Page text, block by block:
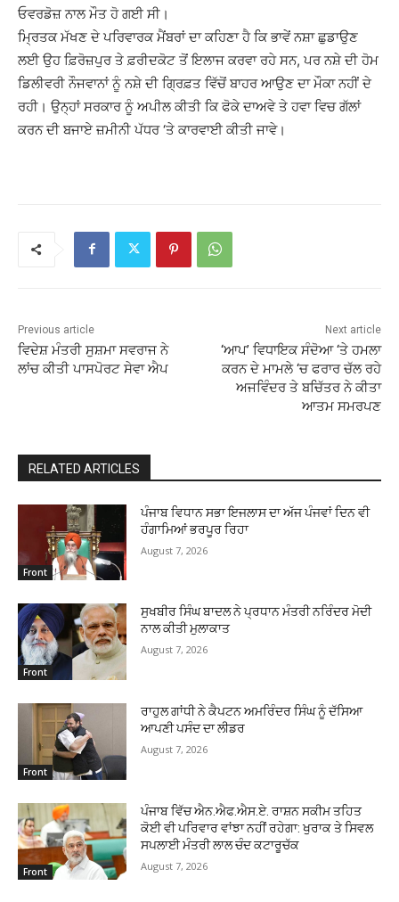
ਓਵਰਡੋਜ਼ ਨਾਲ ਮੌਤ ਹੋ ਗਈ ਸੀ।
ਮ੍ਰਿਤਕ ਮੱਖਣ ਦੇ ਪਰਿਵਾਰਕ ਮੈਂਬਰਾਂ ਦਾ ਕਹਿਣਾ ਹੈ ਕਿ ਭਾਵੇਂ ਨਸ਼ਾ ਛੁਡਾਉਣ
ਲਈ ਉਹ ਫ਼ਿਰੋਜ਼ਪੁਰ ਤੇ ਫ਼ਰੀਦਕੋਟ ਤੋਂ ਇਲਾਜ ਕਰਵਾ ਰਹੇ ਸਨ, ਪਰ ਨਸ਼ੇ ਦੀ ਹੋਮ
ਡਿਲੀਵਰੀ ਨੌਜਵਾਨਾਂ ਨੂੰ ਨਸ਼ੇ ਦੀ ਗ੍ਰਿਫ਼ਤ ਵਿੱਚੋਂ ਬਾਹਰ ਆਉਣ ਦਾ ਮੌਕਾ ਨਹੀਂ ਦੇ
ਰਹੀ। ਉਨ੍ਹਾਂ ਸਰਕਾਰ ਨੂੰ ਅਪੀਲ ਕੀਤੀ ਕਿ ਫੋਕੇ ਦਾਅਵੇ ਤੇ ਹਵਾ ਵਿਚ ਗੱਲਾਂ
ਕਰਨ ਦੀ ਬਜਾਏ ਜ਼ਮੀਨੀ ਪੱਧਰ ‘ਤੇ ਕਾਰਵਾਈ ਕੀਤੀ ਜਾਵੇ।
Previous article
ਵਿਦੇਸ਼ ਮੰਤਰੀ ਸੁਸ਼ਮਾ ਸਵਰਾਜ ਨੇ
ਲਾਂਚ ਕੀਤੀ ਪਾਸਪੋਰਟ ਸੇਵਾ ਐਪ
Next article
‘ਆਪ’ ਵਿਧਾਇਕ ਸੰਦੋਆ ‘ਤੇ ਹਮਲਾ
ਕਰਨ ਦੇ ਮਾਮਲੇ ‘ਚ ਫਰਾਰ ਚੱਲ ਰਹੇ
ਅਜਵਿੰਦਰ ਤੇ ਬਚਿੱਤਰ ਨੇ ਕੀਤਾ
ਆਤਮ ਸਮਰਪਣ
RELATED ARTICLES
Front
ਪੰਜਾਬ ਵਿਧਾਨ ਸਭਾ ਇਜਲਾਸ ਦਾ ਅੱਜ ਪੰਜਵਾਂ ਦਿਨ ਵੀ
ਹੰਗਾਮਿਆਂ ਭਰਪੂਰ ਰਿਹਾ
August 7, 2026
Front
ਸੁਖਬੀਰ ਸਿੰਘ ਬਾਦਲ ਨੇ ਪ੍ਰਧਾਨ ਮੰਤਰੀ ਨਰਿੰਦਰ ਮੋਦੀ
ਨਾਲ ਕੀਤੀ ਮੁਲਾਕਾਤ
August 7, 2026
Front
ਰਾਹੁਲ ਗਾਂਧੀ ਨੇ ਕੈਪਟਨ ਅਮਰਿੰਦਰ ਸਿੰਘ ਨੂੰ ਦੱਸਿਆ
ਆਪਣੀ ਪਸੰਦ ਦਾ ਲੀਡਰ
August 7, 2026
Front
ਪੰਜਾਬ ਵਿੱਚ ਐਨ.ਐਫ.ਐਸ.ਏ. ਰਾਸ਼ਨ ਸਕੀਮ ਤਹਿਤ
ਕੋਈ ਵੀ ਪਰਿਵਾਰ ਵਾਂਝਾ ਨਹੀਂ ਰਹੇਗਾ: ਖੁਰਾਕ ਤੇ ਸਿਵਲ
ਸਪਲਾਈ ਮੰਤਰੀ ਲਾਲ ਚੰਦ ਕਟਾਰੂਚੱਕ
August 7, 2026